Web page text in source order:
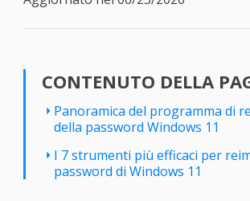
CONTENUTO DELLA
Panoramica del programma di
della password Windows 11
I 7 strumenti più efficaci per
password di Windows 11